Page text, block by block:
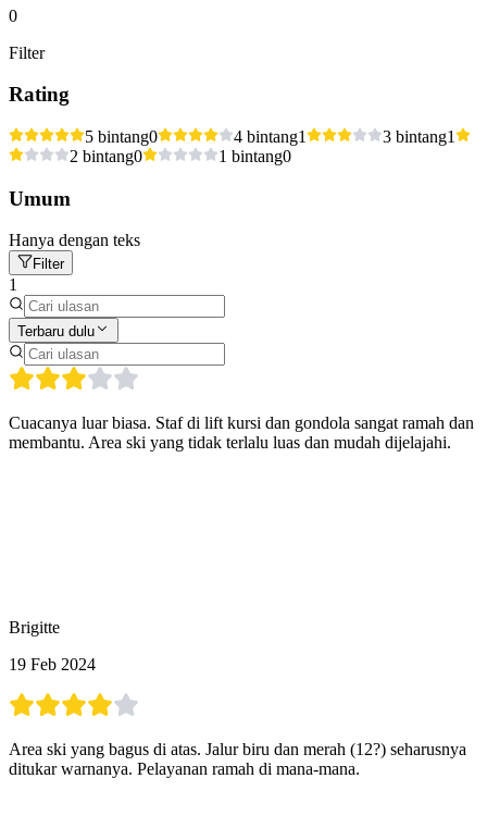
0
Filter
Rating
5 bintang0 4 bintang1 3 bintang1
2 bintang0 1 bintang0
Umum
Hanya dengan teks
Filter
1
Terbaru dulu
Cuacanya luar biasa. Staf di lift kursi dan gondola sangat ramah dan
membantu. Area ski yang tidak terlalu luas dan mudah dijelajahi.
Brigitte
19 Feb 2024
Area ski yang bagus di atas. Jalur biru dan merah (12?) seharusnya
ditukar warnanya. Pelayanan ramah di mana-mana.